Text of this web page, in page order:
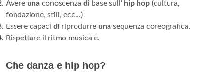
Avere una conoscenza di base sull' hip hop (cultura,
fondazione, stili, ecc…)
Essere capaci di riprodurre una sequenza coreografica.
Rispettare il ritmo musicale.
Che danza e hip hop?